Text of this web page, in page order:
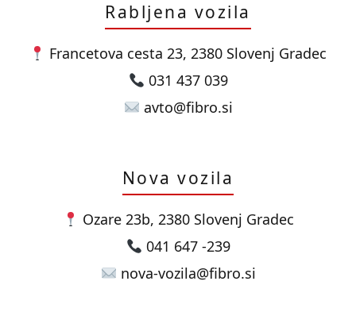
Rabljena vozila
Francetova cesta 23, 2380 Slovenj Gradec
031 437 039
avto@fibro.si
Nova vozila
Ozare 23b, 2380 Slovenj Gradec
041 647 -239
nova-vozila@fibro.si